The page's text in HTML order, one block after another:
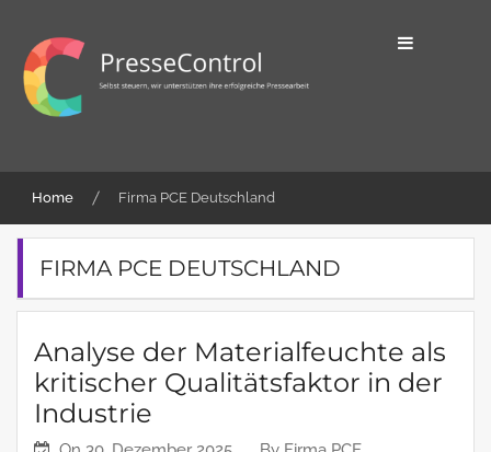
content
PresseControl
erfolgreiche Pressearbeit
Home Firma PCE Deutschland
FIRMA PCE DEUTSCHLAND
Analyse der Materialfeuchte als
kritischer Qualitätsfaktor in der
Industrie